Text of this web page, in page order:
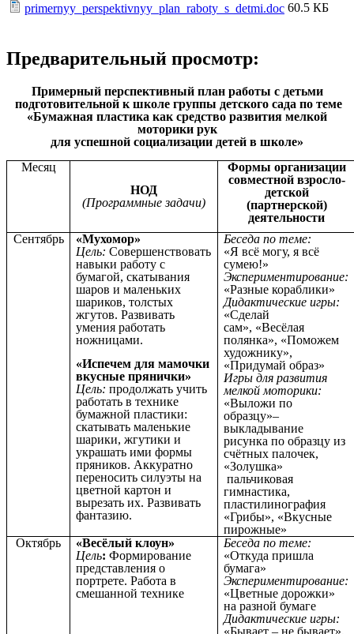
primernyy_perspektivnyy_plan_raboty_s_detmi.doc 60.5 КБ
Предварительный просмотр:
Примерный перспективный план работы с детьми
подготовительной к школе группы детского сада по теме
«Бумажная пластика как средство развития мелкой
моторики рук
для успешной социализации детей в школе»
Месяц
НОД
(Программные задачи)
Формы организации
совместной взросло-
детской
(партнерской)
деятельности
Сентябрь
«Мухомор»
Цель: Совершенствовать
навыки работу с
бумагой, скатывания
шаров и маленьких
шариков, толстых
жгутов. Развивать
умения работать
ножницами.
«Испечем для мамочки
вкусные прянички»
Цель: продолжать учить
работать в технике
бумажной пластики:
скатывать маленькие
шарики, жгутики и
украшать ими формы
пряников. Аккуратно
переносить силуэты на
цветной картон и
вырезать их. Развивать
фантазию.
Беседа по теме:
«Я всё могу, я всё
сумею!»
Экспериментирование:
«Разные кораблики»
Дидактические игры:
«Сделай
сам», «Весёлая
полянка», «Поможем
художнику»,
«Придумай образ»
Игры для развития
мелкой моторики:
«Выложи по
образцу»–
выкладывание
рисунка по образцу из
счётных палочек,
«Золушка»
пальчиковая
гимнастика,
пластилинография
«Грибы», «Вкусные
пирожные»
Октябрь
«Весёлый клоун»
Цель:Формирование
представления о
портрете. Работа в
смешанной технике
Беседа по теме:
«Откуда пришла
бумага»
Экспериментирование:
«Цветные дорожки»
на разной бумаге
Дидактические игры:
«Бывает – не бывает»,